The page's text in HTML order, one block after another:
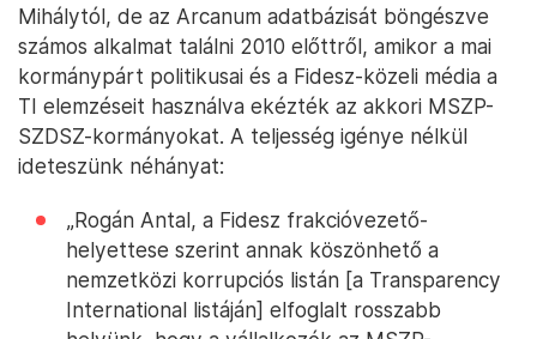
Mihálytól, de az Arcanum adatbázisát böngészve
számos alkalmat találni 2010 előttről, amikor a mai
kormánypárt politikusai és a Fidesz-közeli média a
TI elemzéseit használva ekézték az akkori MSZP-
SZDSZ-kormányokat. A teljesség igénye nélkül
ideteszünk néhányat:
„Rogán Antal, a Fidesz frakcióvezető-
helyettese szerint annak köszönhető a
nemzetközi korrupciós listán [a Transparency
International listáján] elfoglalt rosszabb